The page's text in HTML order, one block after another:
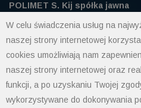
W celu świadczenia usług na
naszej strony internetowej
cookies umożliwiają nam
naszej strony internetowej oraz
funkcji, a po uzyskaniu Twojej
wykorzystywane do dokonywania
POLIMET S. Kij spółka jawna
Polityka prywatności
Polityka cookies
Informacja od administratora
Informacje GPSR